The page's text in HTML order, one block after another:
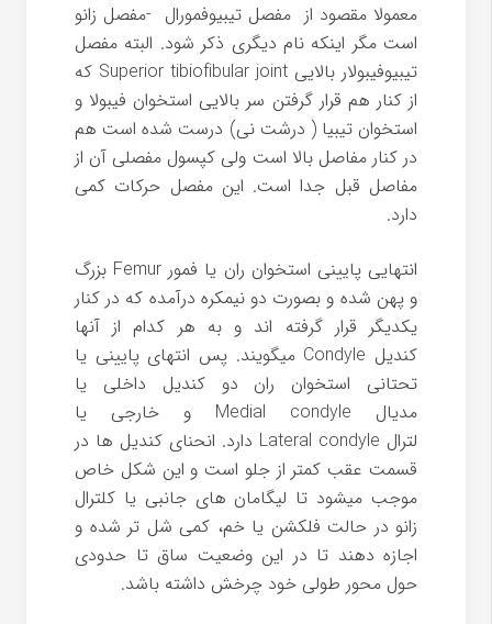
معمولا مقصود از مفصل تیبیوفمورال -مفصل زانو
است مگر اینکه نام دیگری ذکر شود. البته مفصل
تیبیوفیبولار بالایی Superior tibiofibular joint که
از کنار هم قرار گرفتن سر بالایی استخوان فیبولا و
استخوان تیبیا ( درشت نی) درست شده است هم
در کنار مفاصل بالا است ولی کپسول مفصلی آن از
مفاصل قبل جدا است. این مفصل حرکات کمی
دارد.
انتهایی پایینی استخوان ران یا فمور Femur بزرگ
و پهن شده و بصورت دو نیمکره درآمده که در کنار
یکدیگر قرار گرفته اند و به هر کدام از آنها
کندیل Condyle میگویند. پس انتهای پایینی یا
تحتانی استخوان ران دو کندیل داخلی یا
مدیال Medial condyle و خارجی یا
لترال Lateral condyle دارد. انحنای کندیل ها در
قسمت عقب کمتر از جلو است و این شکل خاص
موجب میشود تا لیگامان های جانبی یا کلترال
زانو در حالت فلکشن یا خم، کمی شل تر شده و
اجازه دهند تا در این وضعیت ساق تا حدودی
حول محور طولی خود چرخش داشته باشد.